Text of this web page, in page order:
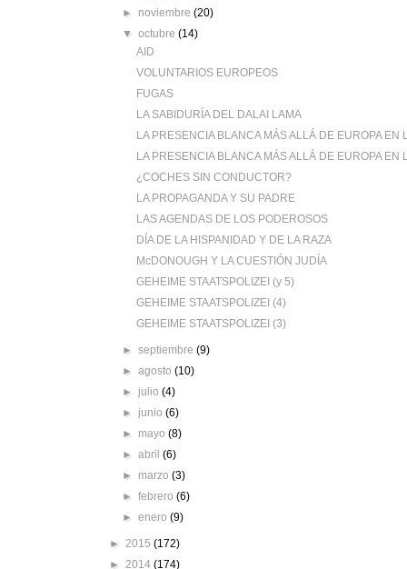
► noviembre(20)
▼octubre(14)
AID
VOLUNTARIOS EUROPEOS
FUGAS
LA SABIDURÍA DEL DALAI LAMA
LA PRESENCIA BLANCA MÁS ALLÁ DE EUROPA EN
LA PRESENCIA BLANCA MÁS ALLÁ DE EUROPA EN
¿COCHES SIN CONDUCTOR?
LA PROPAGANDA Y SU PADRE
LAS AGENDAS DE LOS PODEROSOS
DÍA DE LA HISPANIDAD Y DE LA RAZA
McDONOUGH Y LA CUESTIÓN JUDÍA
GEHEIME STAATSPOLIZEI (y 5)
GEHEIME STAATSPOLIZEI (4)
GEHEIME STAATSPOLIZEI (3)
►septiembre(9)
►agosto(10)
► julio(4)
► junio(6)
► mayo(8)
►abril(6)
► marzo(3)
►febrero(6)
►enero(9)
► 2015 (172)
► 2014 (174)